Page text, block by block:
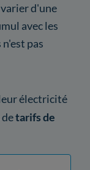
d'une
avec les
pas
électricité
tarifs de